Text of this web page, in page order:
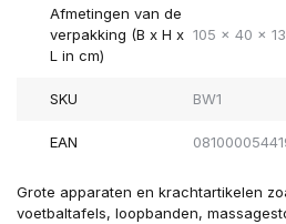
Afmetingen van de
verpakking (B x H x
L in cm)
105 x 40 x
SKU BW1
EAN
Grote apparaten en krachtartikelen
voetbaltafels, loopbanden,